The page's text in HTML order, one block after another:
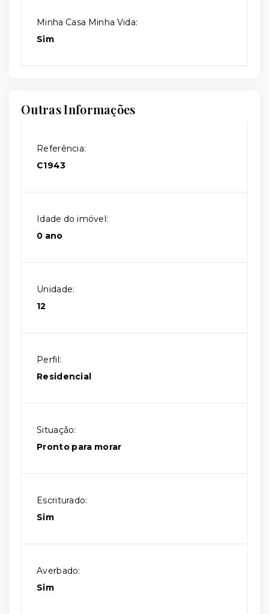
Minha Casa Minha Vida:
Sim
Outras Informações
Referência:
C1943
Idade do imóvel:
0 ano
Unidade:
12
Perfil:
Residencial
Situação:
Pronto para morar
Escriturado:
Sim
Averbado:
Sim